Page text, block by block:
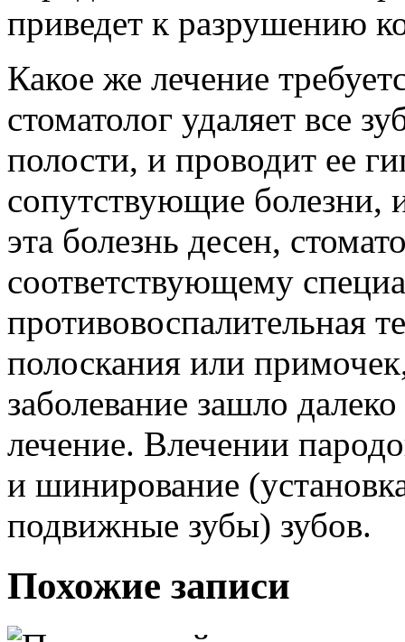
приведет к разрушению
Какое же лечение
стоматолог удаляет все
полости, и проводит ее
сопутствующие болезни,
эта болезнь десен,
соответствующему
противовоспалительная
полоскания или
заболевание зашло
лечение. Влечении
и шинирование
подвижные зубы) зубов.
Похожие записи